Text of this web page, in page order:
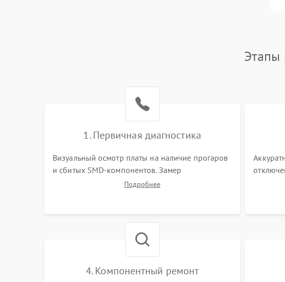
Этапы
1. Первичная диагностика
Визуальный осмотр платы на наличие прогаров
и сбитых SMD-компонентов. Замер
сопротивлений на линиях питания PCI-E и
Подробнее
старой
4. Компонентный ремонт